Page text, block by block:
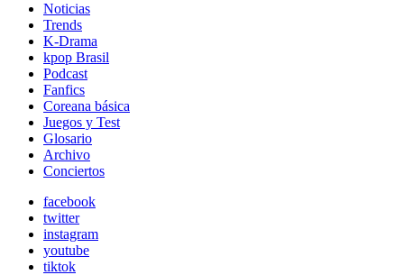
Noticias
Trends
K-Drama
kpop Brasil
Podcast
Fanfics
Coreana básica
Juegos y Test
Glosario
Archivo
Conciertos
facebook
twitter
instagram
youtube
tiktok